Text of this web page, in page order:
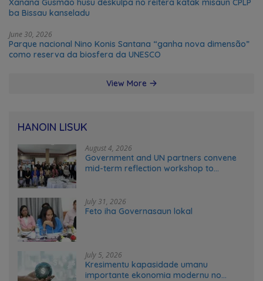
Xanana Gusmão husu deskulpa no reitera katak misaun CPLP
ba Bissau kanseladu
June 30, 2026
Parque nacional Nino Konis Santana “ganha nova dimensão”
como reserva da biosfera da UNESCO
View More
HANOIN LISUK
August 4, 2026
Government and UN partners convene
mid-term reflection workshop to
July 31, 2026
Feto iha Governasaun lokal
July 5, 2026
Kresimentu kapasidade umanu
importante ekonomia modernu no